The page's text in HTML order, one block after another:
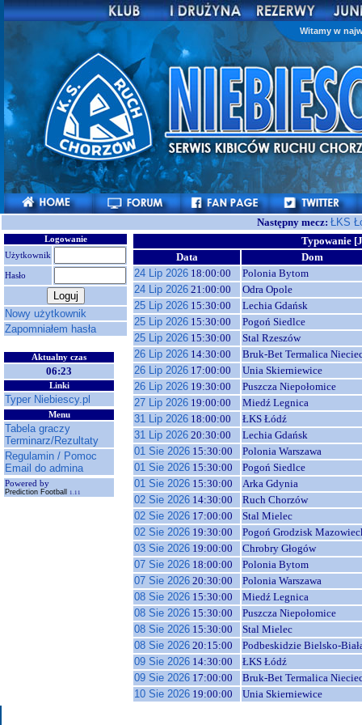
Witamy w
Następny mecz: ŁKS
Logowanie
Użytkownik
Hasło
Nowy użytkownik
Zapomniałem hasła
Aktualny czas
06:23
Linki
Typer Niebiescy.pl
Menu
Tabela graczy
Terminarz/Rezultaty
Regulamin / Pomoc
Email do admina
Powered by
Prediction Football 1.11
Typowanie
Data
Dom
24 Lip 2026 18:00:00
Polonia Bytom
24 Lip 2026 21:00:00
Odra Opole
25 Lip 2026 15:30:00
Lechia Gdańsk
25 Lip 2026 15:30:00
Pogoń Siedlce
25 Lip 2026 15:30:00
Stal Rzeszów
26 Lip 2026 14:30:00
Bruk-Bet Termalica
26 Lip 2026 17:00:00
Unia Skierniewice
26 Lip 2026 19:30:00
Puszcza Niepołomice
27 Lip 2026 19:00:00
Miedź Legnica
31 Lip 2026 18:00:00
ŁKS Łódź
31 Lip 2026 20:30:00
Lechia Gdańsk
01 Sie 2026 15:30:00
Polonia Warszawa
01 Sie 2026 15:30:00
Pogoń Siedlce
01 Sie 2026 15:30:00
Arka Gdynia
02 Sie 2026 14:30:00
Ruch Chorzów
02 Sie 2026 17:00:00
Stal Mielec
02 Sie 2026 19:30:00
Pogoń Grodzisk
03 Sie 2026 19:00:00
Chrobry Głogów
07 Sie 2026 18:00:00
Polonia Bytom
07 Sie 2026 20:30:00
Polonia Warszawa
08 Sie 2026 15:30:00
Miedź Legnica
08 Sie 2026 15:30:00
Puszcza Niepołomice
08 Sie 2026 15:30:00
Stal Mielec
08 Sie 2026 20:15:00
Podbeskidzie Bielsko-
09 Sie 2026 14:30:00
ŁKS Łódź
09 Sie 2026 17:00:00
Bruk-Bet Termalica
10 Sie 2026 19:00:00 Unia Skierniewice